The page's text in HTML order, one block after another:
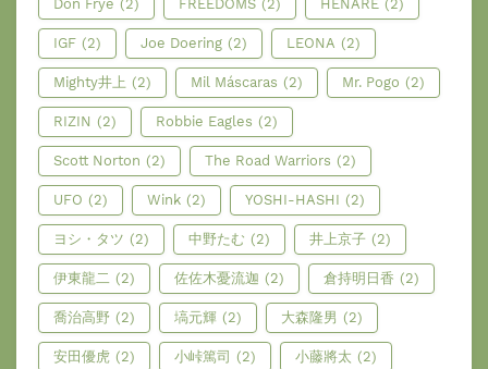
Don Frye (2) FREEDOMS (2) HENARE (2)
IGF (2) Joe Doering (2) LEONA (2)
Mighty井上 (2) Mil Máscaras (2) Mr. Pogo (2)
RIZIN (2) Robbie Eagles (2)
Scott Norton (2) The Road Warriors (2)
UFO (2) Wink (2) YOSHI-HASHI (2)
ヨシ・タツ (2) 中野たむ (2) 井上京子 (2)
伊東龍二 (2) 佐佐木憂流迦 (2) 倉持明日香 (2)
喬治高野 (2) 塙元輝 (2) 大森隆男 (2)
安田優虎 (2) 小峠篤司 (2) 小藤將太 (2)